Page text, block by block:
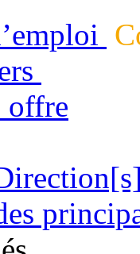
offre